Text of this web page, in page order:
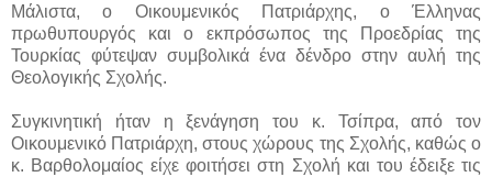
Μάλιστα, ο Οικουμενικός Πατριάρχης, ο Έλληνας
πρωθυπουργός και ο εκπρόσωπος της Προεδρίας της
Τουρκίας φύτεψαν συμβολικά ένα δένδρο στην αυλή της
Θεολογικής Σχολής.
Συγκινητική ήταν η ξενάγηση του κ. Τσίπρα, από τον
Οικουμενικό Πατριάρχη, στους χώρους της Σχολής, καθώς ο
κ. Βαρθολομαίος είχε φοιτήσει στη Σχολή και του έδειξε τις